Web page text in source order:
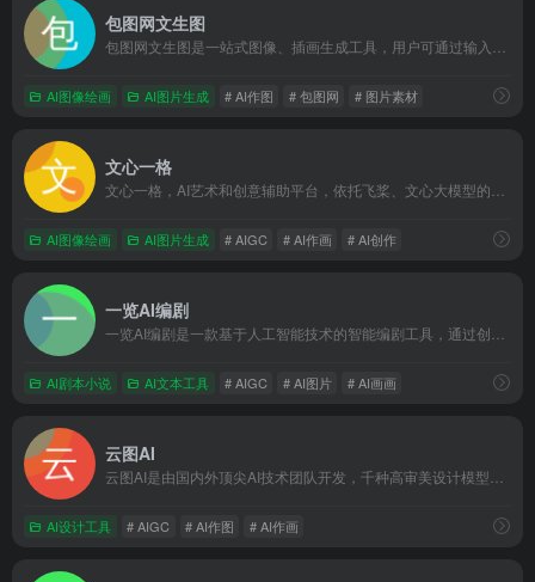
包图网文生图
AI图像绘画 AI图片生成 # AI作图 # 包图网 # 图片素材
文心一格
AI图像绘画 AI图片生成 # AIGC # AI作画 # AI创作
一览AI编剧
AI剧本小说 AI文本工具 # AIGC # AI图片 # AI画画
云图AI
AI设计工具 # AIGC # AI作图 # AI作画